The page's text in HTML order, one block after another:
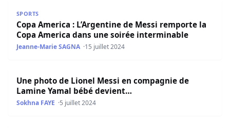
SPORTS
Copa America : L’Argentine de Messi remporte la
Copa America dans une soirée interminable
Jeanne-Marie SAGNA 15 juillet 2024
Une photo de Lionel Messi en compagnie de
Lamine Yamal bébé devient…
Sokhna FAYE 5 juillet 2024